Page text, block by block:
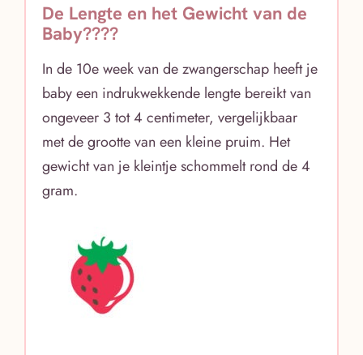
De Lengte en het Gewicht van de
Baby????
In de 10e week van de zwangerschap heeft je
baby een indrukwekkende lengte bereikt van
ongeveer 3 tot 4 centimeter, vergelijkbaar
met de grootte van een kleine pruim. Het
gewicht van je kleintje schommelt rond de 4
gram.